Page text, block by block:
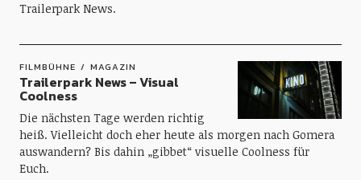
Trailerpark News.
FILMBÜHNE MAGAZIN
Trailerpark News – Visual
Coolness
Die nächsten Tage werden richtig
heiß. Vielleicht doch eher heute als morgen nach Gomera
auswandern? Bis dahin „gibbet“ visuelle Coolness für
Euch.